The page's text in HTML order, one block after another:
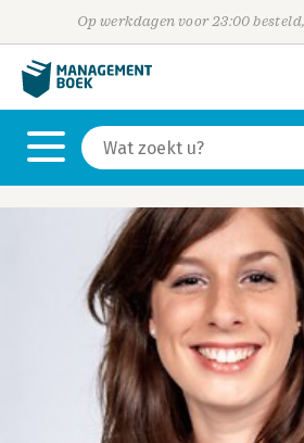
Op werkdagen voor 23:00